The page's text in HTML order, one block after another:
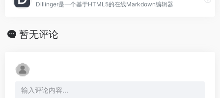
Dillinger是一个基于HTML5的在线Markdown编辑器
暂无评论